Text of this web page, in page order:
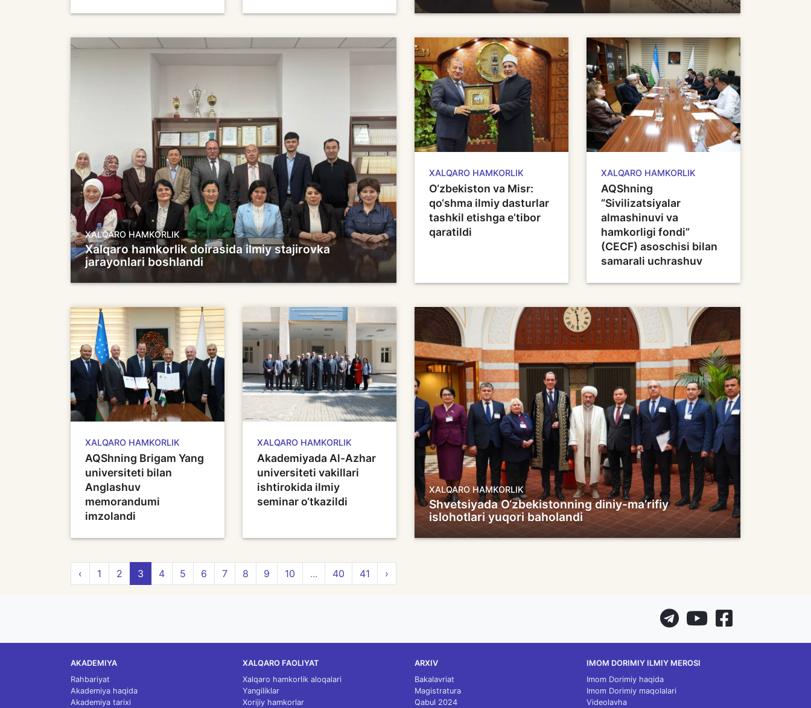
XALQARO HAMKORLIK
Xalqaro hamkorlik doirasida ilmiy stajirovka
jarayonlari boshlandi
XALQARO HAMKORLIK
O‘zbekiston va Misr:
qo‘shma ilmiy dasturlar
tashkil etishga e’tibor
qaratildi
XALQARO HAMKORLIK
AQShning
“Sivilizatsiyalar
almashinuvi va
hamkorligi fondi”
(CECF) asoschisi bilan
samarali uchrashuv
XALQARO HAMKORLIK
Shvetsiyada O‘zbekistonning diniy-ma’rifiy
islohotlari yuqori baholandi
XALQARO HAMKORLIK
AQShning Brigam Yang
universiteti bilan
Anglashuv
memorandumi
imzolandi
XALQARO HAMKORLIK
Akademiyada Al-Azhar
universiteti vakillari
ishtirokida ilmiy
seminar o‘tkazildi
‹ 1 2 3 4 5 6 7 8 9 10 ... 40 41 ›
AKADEMIYA
Rahbariyat
Akademiya haqida
Akademiya tarixi
XALQARO FAOLIYAT
Xalqaro hamkorlik aloqalari
Yangiliklar
Xorijiy hamkorlar
ARXIV
Bakalavriat
Magistratura
Qabul 2024
IMOM DORIMIY ILMIY MEROSI
Imom Dorimiy haqida
Imom Dorimiy maqolalari
Videolavha